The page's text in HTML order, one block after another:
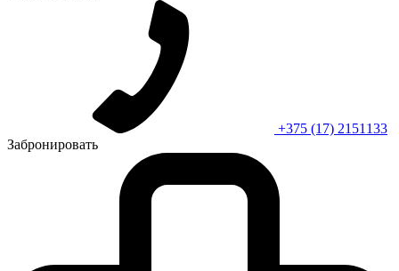
+375 (17) 2151133
Забронировать